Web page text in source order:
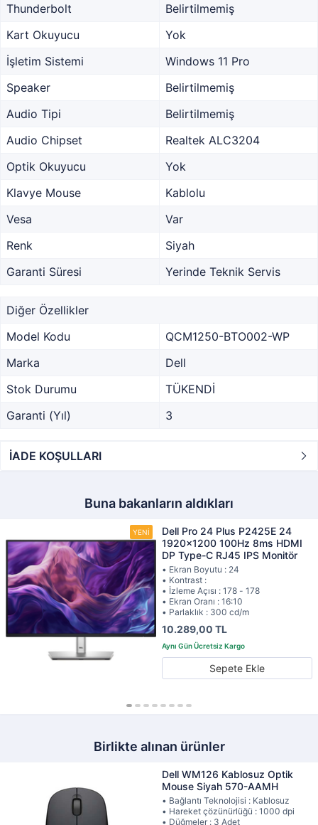
Thunderbolt
Belirtilmemiş
Kart Okuyucu
Yok
İşletim Sistemi
Windows 11 Pro
Speaker
Belirtilmemiş
Audio Tipi
Belirtilmemiş
Audio Chipset
Realtek ALC3204
Optik Okuyucu
Yok
Klavye Mouse
Kablolu
Vesa
Var
Renk
Siyah
Garanti Süresi
Yerinde Teknik Servis
Diğer Özellikler
Model Kodu
QCM1250-BTO002-WP
Marka
Dell
Stok Durumu
TÜKENDİ
Garanti (Yıl)
3
İADE KOŞULLARI
Buna bakanların aldıkları
Dell Pro 24 Plus P2425E 24
1920x1200 100Hz 8ms HDMI
DP Type-C RJ45 IPS Monitör
• Ekran Boyutu : 24
• Kontrast :
• İzleme Açısı : 178 - 178
• Ekran Oranı : 16:10
• Parlaklık : 300 cd/m
10.289,00 TL
Sepete Ekle
Birlikte alınan ürünler
Dell WM126 Kablosuz Optik
Mouse Siyah 570-AAMH
• Bağlantı Teknolojisi : Kablosuz
• Hareket çözünürlüğü : 1000 dpi
• Düğmeler : 3 Adet